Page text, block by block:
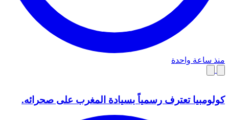
منذ ساعة واحدة
كولومبيا تعترف رسمياً بسيادة المغرب على صحرائه.